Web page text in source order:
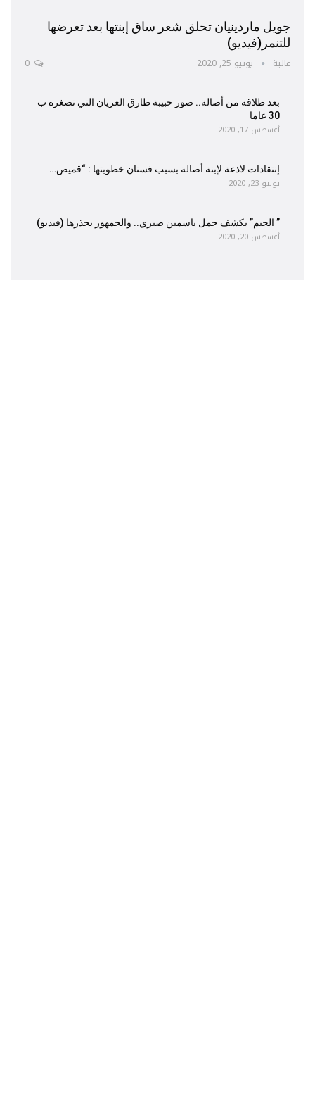
جويل ماردينيان تحلق شعر ساق إبنتها بعد تعرضها
للتنمر(فيديو)
عالية يونيو 25, 2020
بعد طلاقه من أصالة.. صور حبيبة طارق العريان التي تصغره ب
30 عاما
أغسطس 17, 2020
إنتقادات لاذعة لإبنة أصالة بسبب فستان خطوبتها : “قميص…
يوليو 23, 2020
” الجيم” يكشف حمل ياسمين صبري.. والجمهور يحذرها (فيديو)
أغسطس 20, 2020